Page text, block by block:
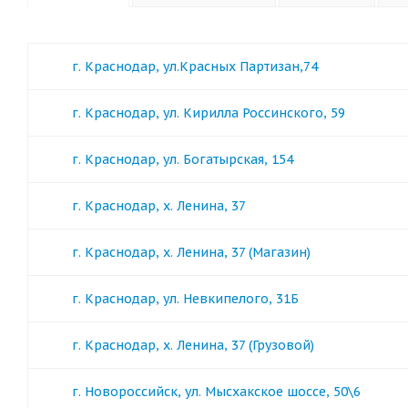
г. Краснодар, ул.Красных Партизан,74
г. Краснодар, ул. Кирилла Россинского, 59
г. Краснодар, ул. Богатырская, 154
г. Краснодар, х. Ленина, 37
г. Краснодар, х. Ленина, 37 (Магазин)
г. Краснодар, ул. Невкипелого, 31Б
г. Краснодар, х. Ленина, 37 (Грузовой)
г. Новороссийск, ул. Мысхакское шоссе, 50\6